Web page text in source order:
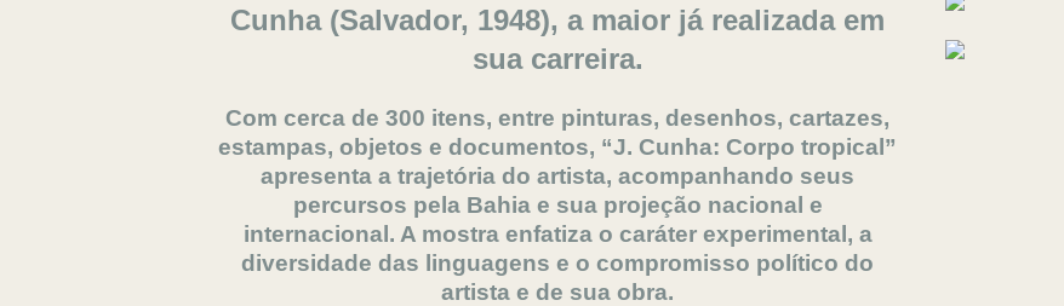
Cunha (Salvador, 1948), a maior já realizada em
sua carreira.
Com cerca de 300 itens, entre pinturas, desenhos, cartazes,
estampas, objetos e documentos, “J. Cunha: Corpo tropical”
apresenta a trajetória do artista, acompanhando seus
percursos pela Bahia e sua projeção nacional e
internacional. A mostra enfatiza o caráter experimental, a
diversidade das linguagens e o compromisso político do
artista e de sua obra.